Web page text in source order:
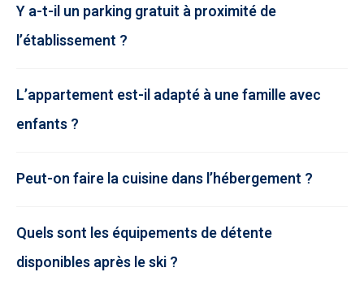
Y a-t-il un parking gratuit à proximité de
l’établissement ?
L’appartement est-il adapté à une famille avec
enfants ?
Peut-on faire la cuisine dans l’hébergement ?
Quels sont les équipements de détente
disponibles après le ski ?